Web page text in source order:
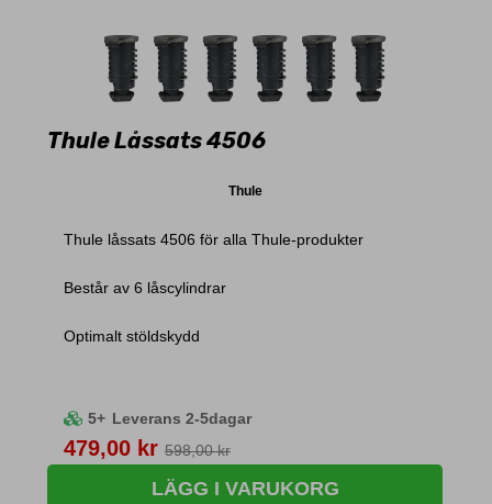
Thule Låssats 4506
Thule
Thule låssats 4506 för alla Thule-produkter
Består av 6 låscylindrar
Optimalt stöldskydd
5+ Leverans 2-5dagar
Pris
479,00 kr 598,00 kr
LÄGG I VARUKORG